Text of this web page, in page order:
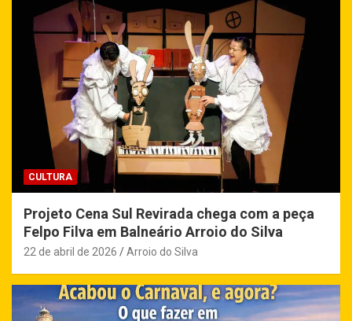
CULTURA
Projeto Cena Sul Revirada chega com a peça
Felpo Filva em Balneário Arroio do Silva
22 de abril de 2026 Arroio do Silva